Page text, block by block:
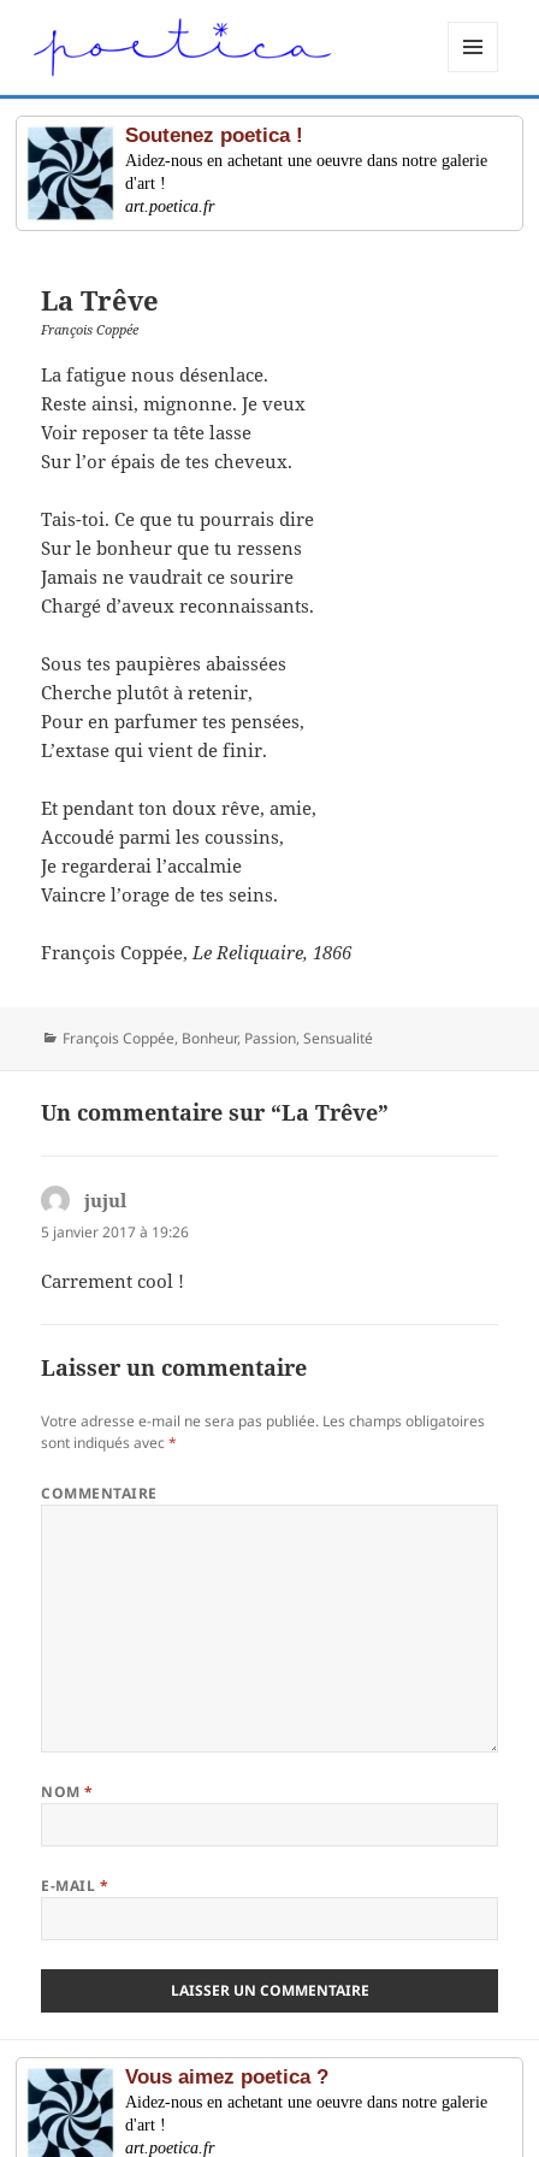
ET
WIDGETS
Soutenez poetica !
Aidez-nous en achetant une oeuvre dans notre galerie
d'art !
art.poetica.fr
La Trêve
François Coppée
La fatigue nous désenlace.
Reste ainsi, mignonne. Je veux
Voir reposer ta tête lasse
Sur l’or épais de tes cheveux.
Tais-toi. Ce que tu pourrais dire
Sur le bonheur que tu ressens
Jamais ne vaudrait ce sourire
Chargé d’aveux reconnaissants.
Sous tes paupières abaissées
Cherche plutôt à retenir,
Pour en parfumer tes pensées,
L’extase qui vient de finir.
Et pendant ton doux rêve, amie,
Accoudé parmi les coussins,
Je regarderai l’accalmie
Vaincre l’orage de tes seins.
François Coppée, Le Reliquaire, 1866
Catégories
François Coppée, Bonheur, Passion,Sensualité
Un commentaire sur “La Trêve”
jujul
5 janvier 2017 à 19:26
Carrement cool !
Laisser un commentaire
Votre adresse e-mail ne sera pas publiée. Les champs obligatoires
sont indiqués avec*
COMMENTAIRE
NOM*
E-MAIL *
Vous aimez poetica ?
Aidez-nous en achetant une oeuvre dans notre galerie
d'art !
art.poetica.fr